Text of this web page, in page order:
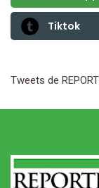
Tiktok
Tweets de